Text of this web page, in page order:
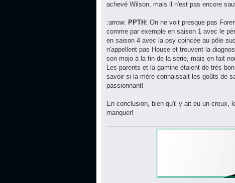
achevé Wilson, mais il n'est pas encore
:arrow: PPTH : On ne voit presque pas
comme par exemple en saison 1 avec le
en saison 4 avec la psy coincée au pôle
n'appellent pas House et trouvent la
son mojo à la fin de la série, mais en fait
Les parents et la gamine étaient de très
savoir si la mère connaissait les goûts de
passionnant!
En conclusion, bien qu'il y ait eu un creux,
manquer!